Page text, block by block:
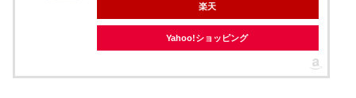
楽天
Yahoo!ショッピング